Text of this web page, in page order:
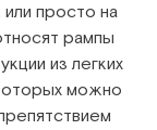
просто на
рампы
из легких
можно